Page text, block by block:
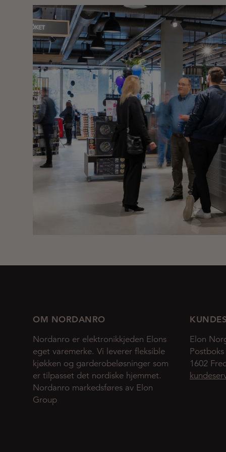
OM NORDANRO
Nordanro er elektronikkjeden Elons
eget varemerke. Vi leverer fleksible
kjøkken og garderobeløsninger som
er tilpasset det nordiske hjemmet.
Nordanro markedsføres av Elon
Group
Elon
1602